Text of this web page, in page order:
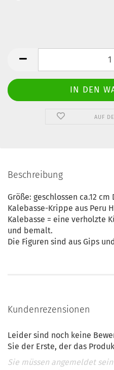
AUF
Beschreibung
Größe: geschlossen ca.12 cm
Kalebasse-Krippe aus Peru
Kalebasse = eine verholzte
und bemalt.
Die Figuren sind aus Gips
Kundenrezensionen
Leider sind noch keine
Sie der Erste, der das
Sie müssen angemeldet